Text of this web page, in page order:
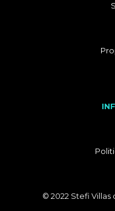
© 2022 Stefi Villas